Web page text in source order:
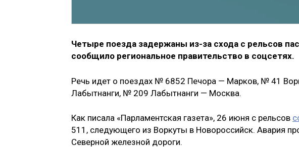
Четыре поезда задержаны из-за схода с рельсов
сообщило региональное правительство в соцсетях.
Речь идет о поездах № 6852 Печора — Марков, № 41
Лабытнанги, № 209 Лабытнанги — Москва.
Как писала «Парламентская газета», 26 июня с рельсов
511, следующего из Воркуты в Новороссийск. Авария
Северной железной дороги.